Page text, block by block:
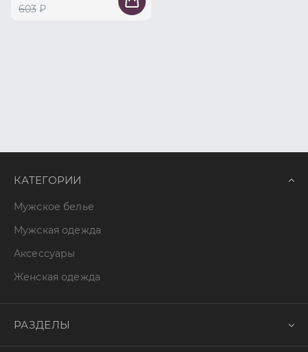
603 ₽
КАТЕГОРИИ
Мужское белье
Мужская одежда
Аксессуары
Женская одежда
РАЗДЕЛЫ